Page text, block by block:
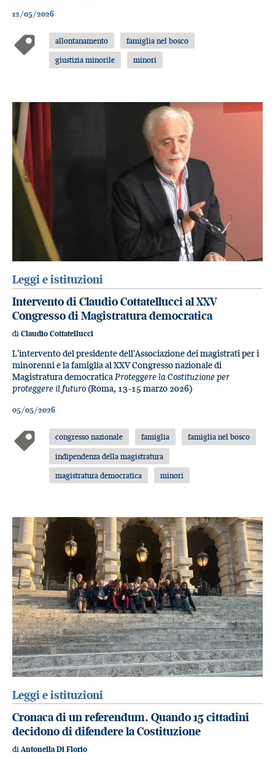
12/05/2026
allontanamento
famiglia nel bosco
giustizia minorile
minori
Leggi e istituzioni
Intervento di Claudio Cottatellucci al XXV
Congresso di Magistratura democratica
di Claudio Cottatellucci
L'intervento del presidente dell'Associazione dei magistrati per i
minorenni e la famiglia al XXV Congresso nazionale di
Magistratura democraticaProteggere la Costituzione per
proteggere il futuro(Roma, 13-15 marzo 2026)
05/05/2026
congresso nazionale famiglia
famiglia nel bosco
indipendenza della magistratura
magistratura democratica
minori
Leggi e istituzioni
Cronaca di un referendum. Quando 15 cittadini
decidono di difendere la Costituzione
di Antonella Di Florio